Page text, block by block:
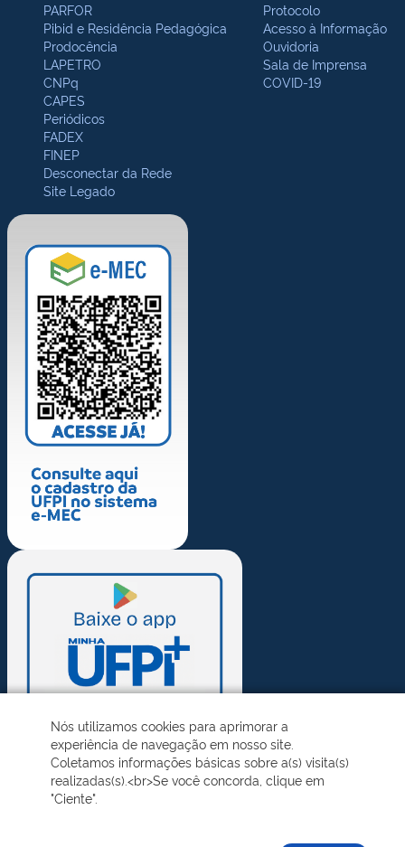
PARFOR
Pibid e Residência Pedagógica
Prodocência
LAPETRO
CNPq
CAPES
Periódicos
FADEX
FINEP
Desconectar da Rede
Site Legado
Protocolo
Acesso à Informação
Ouvidoria
Sala de Imprensa
COVID-19
Nós utilizamos cookies para aprimorar a
experiência de navegação em nosso site.
Coletamos informações básicas sobre a(s) visita(s)
realizadas(s).<br>Se você concorda, clique em
"Ciente".